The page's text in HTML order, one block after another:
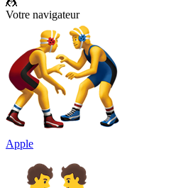
Votre navigateur
Apple